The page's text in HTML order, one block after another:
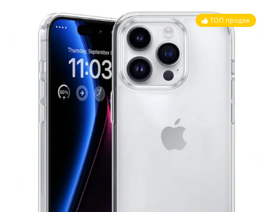
ТОП продаж